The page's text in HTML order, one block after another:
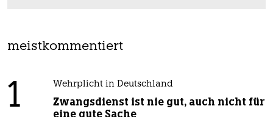
meistkommentiert
1 Wehrplicht in Deutschland
Zwangsdienst ist nie gut, auch nicht für
eine gute Sache